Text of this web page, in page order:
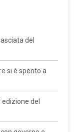
del
si è spento a
edizione del